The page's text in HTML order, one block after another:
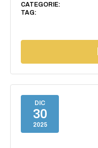
CATEGORIE:
TAG:
DIC
30
2025